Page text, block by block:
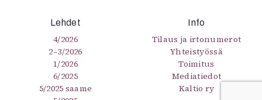
Lehdet
4/2026
2–3/2026
1/2026
6/2025
5/2025 saame
Info
Tilaus ja irtonumerot
Yhteistyössä
Toimitus
Mediatiedot
Kaltio ry